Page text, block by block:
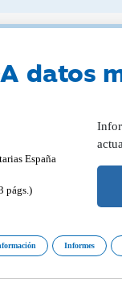
datos
España
págs.)
Informes